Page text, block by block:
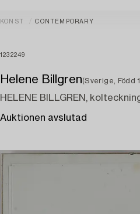
KONST CONTEMPORARY
1232249
Helene Billgren(Sverige, Född
HELENE BILLGREN,
Auktionen avslutad